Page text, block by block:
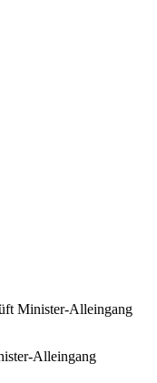
Minister-Alleingang
Alleingang